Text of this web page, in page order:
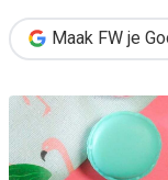
Maak FW je